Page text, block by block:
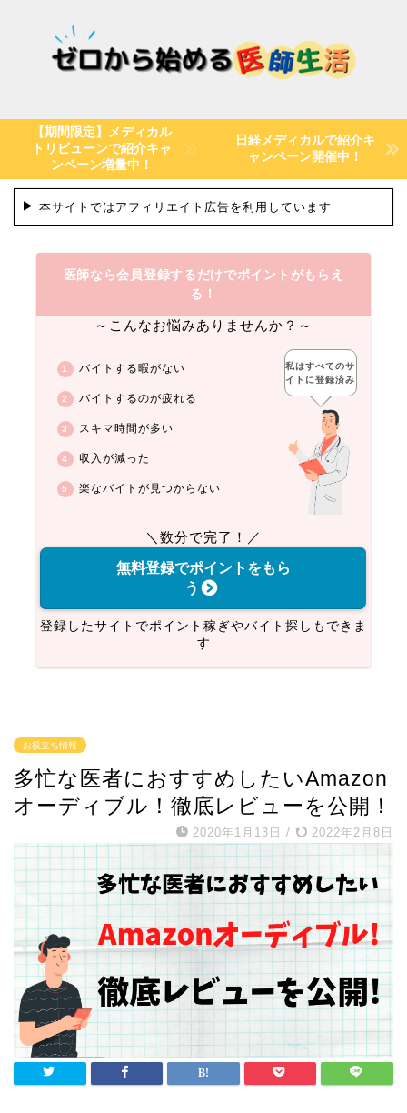
【期間限定】メディカル
トリビューンで紹介キャ
ンペーン増量中！
日経メディカルで紹介キ
ャンペーン開催中！
本サイトではアフィリエイト広告を利用しています
医師なら会員登録するだけでポイントがもらえ
る！
～こんなお悩みありませんか？～
バイトする暇がない
バイトするのが疲れる
スキマ時間が多い
収入が減った
楽なバイトが見つからない
私はすべてのサ
イトに登録済み
＼数分で完了！／
無料登録でポイントをもら
う
登録したサイトでポイント稼ぎやバイト探しもできま
す
お役立ち情報
多忙な医者におすすめしたいAmazon
オーディブル！徹底レビューを公開！
2020年1月13日 / 2022年2月8日